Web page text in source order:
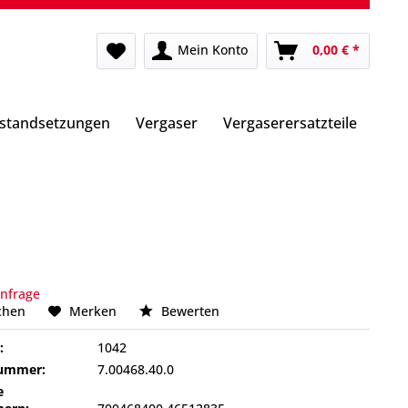
Mein Konto 0,00 € *
Vergaser Vergaserersatzteile
Merken Bewerten
1042
7.00468.40.0